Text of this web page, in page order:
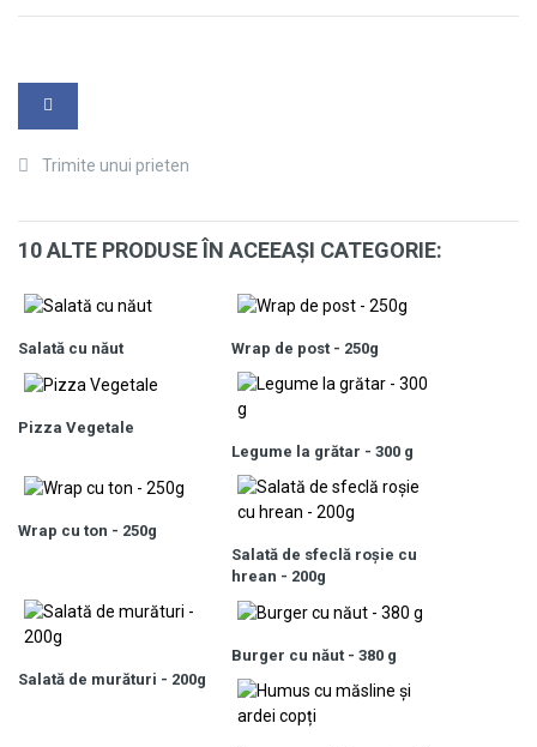
Trimite unui prieten
10 ALTE PRODUSE ÎN ACEEAŞI CATEGORIE:
Salată cu năut Wrap de post - 250g
Pizza Vegetale
Legume la grătar - 300 g
Wrap cu ton - 250g
Salată de sfeclă roşie cu
hrean - 200g
Salată de murături - 200g
Burger cu năut - 380 g